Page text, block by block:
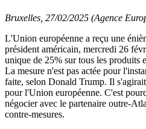
Bruxelles, 27/02/2025 (Agence
L'Union européenne a reçu une
président américain, mercredi 26
unique de 25% sur tous les produits
La mesure n'est pas actée pour
faite, selon Donald Trump. Il
pour l'Union européenne. C'est
négocier avec le partenaire outre-
contre-mesures.